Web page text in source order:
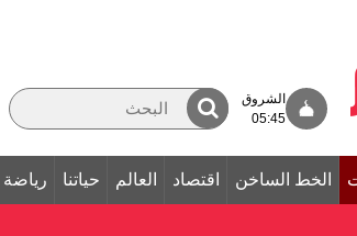
الشروق
05:45
الخط الساخن اقتصاد العالم حياتنا رياضة